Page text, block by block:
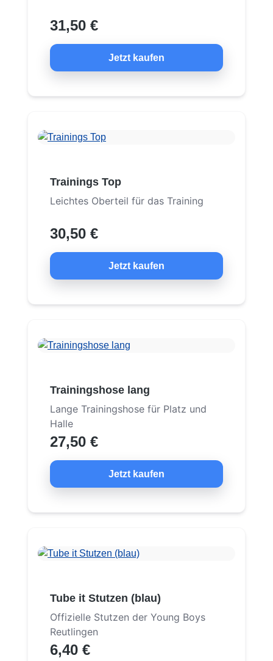
31,50 €
Jetzt kaufen
Trainings Top
Leichtes Oberteil für das Training
30,50 €
Jetzt kaufen
Trainingshose lang
Lange Trainingshose für Platz und
Halle
27,50 €
Jetzt kaufen
Tube it Stutzen (blau)
Offizielle Stutzen der Young Boys
Reutlingen
6,40 €